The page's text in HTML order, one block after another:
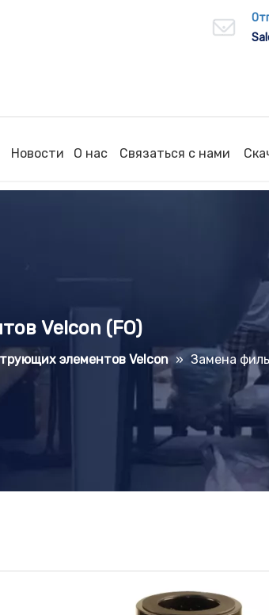
Новости О нас Связаться с нами
Velcon (FO)
элементов Velcon » Замена